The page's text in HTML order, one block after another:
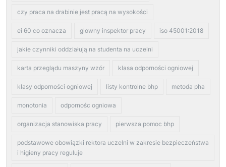
czy praca na drabinie jest pracą na wysokości
ei 60 co oznacza glowny inspektor pracy iso 45001:2018
jakie czynniki oddziałują na studenta na uczelni
karta przeglądu maszyny wzór klasa odporności ogniowej
klasy odporności ogniowej listy kontrolne bhp metoda pha
monotonia odpornośc ogniowa
organizacja stanowiska pracy pierwsza pomoc bhp
podstawowe obowiązki rektora uczelni w zakresie bezpieczeństwa
i higieny pracy reguluje